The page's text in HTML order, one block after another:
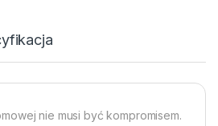
nie musi być kompromisem.